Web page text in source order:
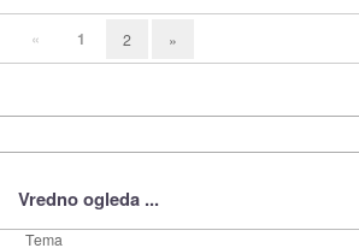
« 1 2 »
Vredno ogleda ...
Tema